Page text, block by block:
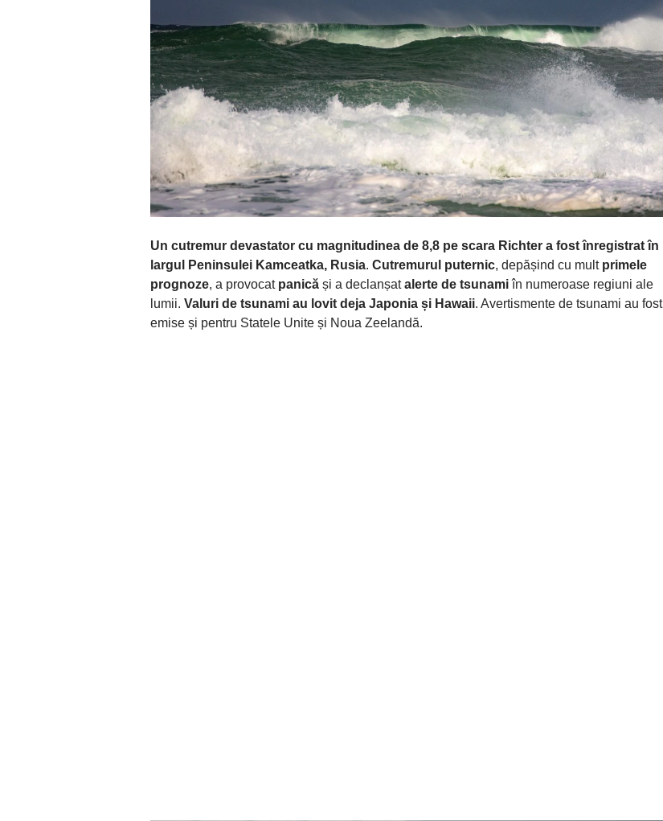
Un cutremur devastator cu magnitudinea de 8,8 pe scara Richter a fost înregistrat în
largul Peninsulei Kamceatka, Rusia. Cutremurul puternic, depășind cu mult primele
prognoze, a provocat panică și a declanșatalerte de tsunamiîn numeroase regiuni ale
lumii. Valuri de tsunami au lovit deja Japonia și Hawaii. Avertismente de tsunami au fost
emise și pentru Statele Unite și Noua Zeelandă.